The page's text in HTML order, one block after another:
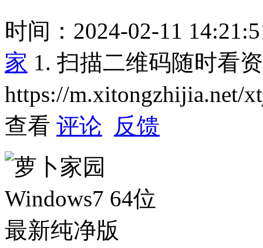
时间：2024-02-11
家 1. 扫描二维码随时看
https://m.xitongzhijia.net/
查看 评论 反馈